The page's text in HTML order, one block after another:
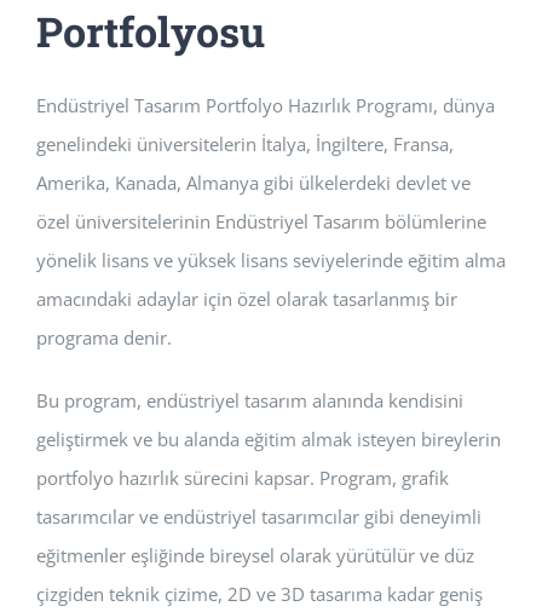
Portfolyosu
Endüstriyel Tasarım Portfolyo Hazırlık Programı, dünya
genelindeki üniversitelerin İtalya, İngiltere, Fransa,
Amerika, Kanada, Almanya gibi ülkelerdeki devlet ve
özel üniversitelerinin Endüstriyel Tasarım bölümlerine
yönelik lisans ve yüksek lisans seviyelerinde eğitim alma
amacındaki adaylar için özel olarak tasarlanmış bir
programa denir.
Bu program, endüstriyel tasarım alanında kendisini
geliştirmek ve bu alanda eğitim almak isteyen bireylerin
portfolyo hazırlık sürecini kapsar. Program, grafik
tasarımcılar ve endüstriyel tasarımcılar gibi deneyimli
eğitmenler eşliğinde bireysel olarak yürütülür ve düz
çizgiden teknik çizime, 2D ve 3D tasarıma kadar geniş